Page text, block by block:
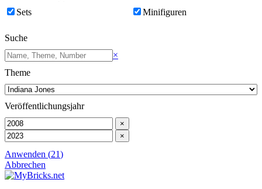
Sets
Minifiguren
Suche
Suchen
×
Theme
Veröffentlichungsjahr
×
×
Anwenden (21)
Abbrechen